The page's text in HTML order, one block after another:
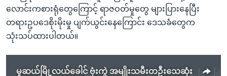
လောင်းကစားရုံတွေကြောင့် ရာဇဝတ်မှုတွေ များပြားနေပြီး
တရားဥပဒေစိုးမိုးမှု ပျက်ယွင်းနေကြောင်း ဒေသခံတွေက
သုံးသပ်ထားပါတယ်။
မူဆယ်မြို့လယ်ခေါင် ဗုံးကွဲ အမျိုးသမီးတဦးသေဆုံး